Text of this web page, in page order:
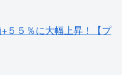
５５％に大幅上昇！【プ